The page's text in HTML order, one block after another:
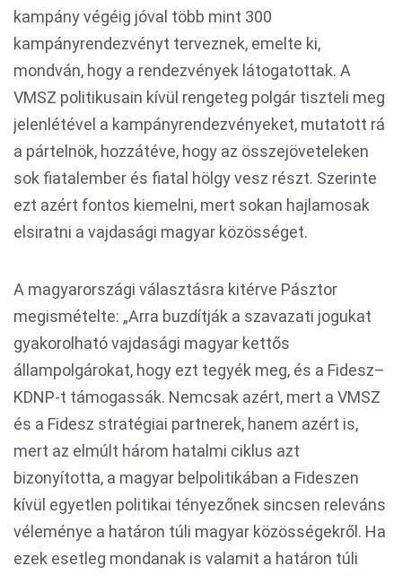
kampány végéig jóval több mint 300
kampányrendezvényt terveznek, emelte ki,
mondván, hogy a rendezvények látogatottak. A
VMSZ politikusain kívül rengeteg polgár tiszteli meg
jelenlétével a kampányrendezvényeket, mutatott rá
a pártelnök, hozzátéve, hogy az összejöveteleken
sok fiatalember és fiatal hölgy vesz részt. Szerinte
ezt azért fontos kiemelni, mert sokan hajlamosak
elsiratni a vajdasági magyar közösséget.
A magyarországi választásra kitérve Pásztor
megismételte: „Arra buzdítják a szavazati jogukat
gyakorolható vajdasági magyar kettős
állampolgárokat, hogy ezt tegyék meg, és a Fidesz–
KDNP-t támogassák. Nemcsak azért, mert a VMSZ
és a Fidesz stratégiai partnerek, hanem azért is,
mert az elmúlt három hatalmi ciklus azt
bizonyította, a magyar belpolitikában a Fideszen
kívül egyetlen politikai tényezőnek sincsen releváns
véleménye a határon túli magyar közösségekről. Ha
ezek esetleg mondanak is valamit a határon túli